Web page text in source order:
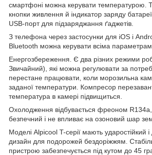
смартфоні можна керувати температурою.
кнопки живлення й індикатор заряду
USB-порт для підзаряджання ґаджетів.
З телефона через застосунки для iOS і
Bluetooth можна керувати всіма
Енергозбереження. Є два різних режими
Звичайний), які можна регулювати за
перестане працювати, коли морозильна
заданої температури. Компресор
температура в камері підвищиться.
Охолодження відбувається фреоном R134a,
безпечний і не впливає на озоновий шар
Моделі Alpicool T-серії мають ударостійкий і
дизайн для подорожей бездоріжжям.
пристрою забезпечується під кутом до 45